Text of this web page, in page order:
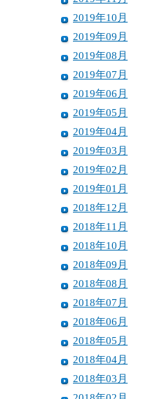
2019年10月
2019年09月
2019年08月
2019年07月
2019年06月
2019年05月
2019年04月
2019年03月
2019年02月
2019年01月
2018年12月
2018年11月
2018年10月
2018年09月
2018年08月
2018年07月
2018年06月
2018年05月
2018年04月
2018年03月